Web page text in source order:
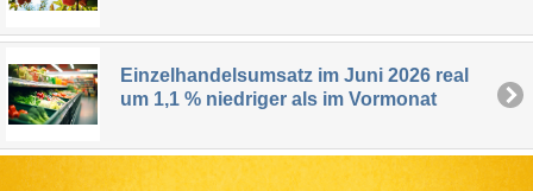
Einzelhandelsumsatz im Juni 2026 real
um 1,1 % niedriger als im Vormonat